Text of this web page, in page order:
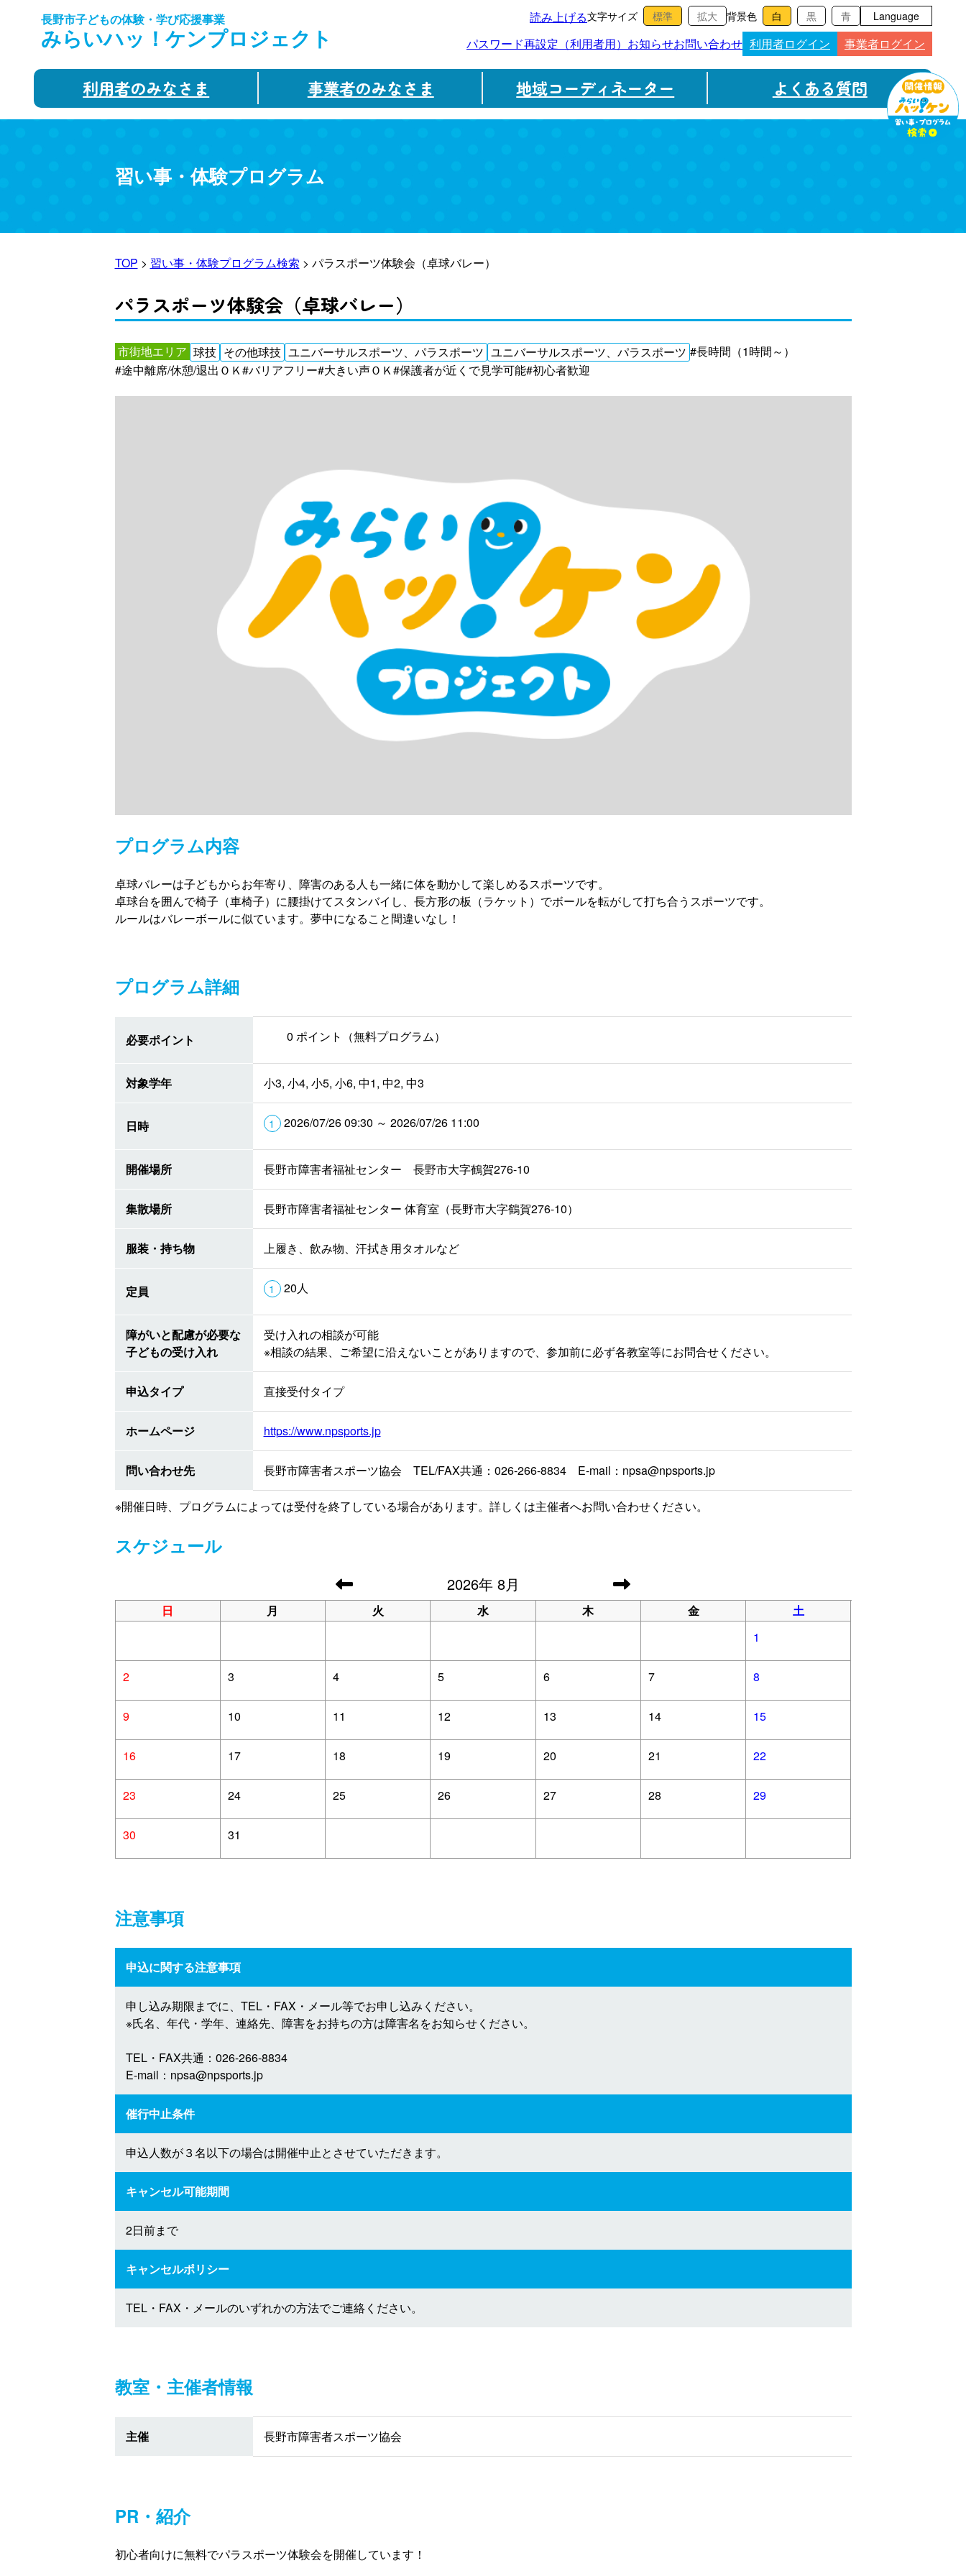
長野市子どもの体験・学び応援事業
みらいハッ！ケンプロジェクト
読み上げる文字サイズ 背景色 Language
パスワード再設定（利用者用） お知らせお問い合わせ 利用者ログイン 事業者ログイン
利用者のみなさま 事業者のみなさま 地域コーディネーター よくある質問
習い事・体験プログラム
TOP > 習い事・体験プログラム検索 > パラスポーツ体験会（卓球バレー）
パラスポーツ体験会（卓球バレー）
市街地エリア 球技 その他球技 ユニバーサルスポーツ、パラスポーツ ユニバーサルスポーツ、パラスポーツ #長時間（1時間～）
#途中離席/休憩/退出ＯＫ#バリアフリー#大きい声ＯＫ#保護者が近くで見学可能#初心者歓迎
プログラム内容
卓球バレーは子どもからお年寄り、障害のある人も一緒に体を動かして楽しめるスポーツです。
卓球台を囲んで椅子（車椅子）に腰掛けてスタンバイし、長方形の板（ラケット）でボールを転がして打ち合うスポーツです。
ルールはバレーボールに似ています。夢中になること間違いなし！
プログラム詳細
必要ポイント 0 ポイント（無料プログラム）
対象学年 小3, 小4, 小5, 小6, 中1, 中2, 中3
日時 2026/07/26 09:30 ～ 2026/07/26 11:00
開催場所 長野市障害者福祉センター 長野市大字鶴賀276-10
集散場所 長野市障害者福祉センター 体育室（長野市大字鶴賀276-10）
服装・持ち物 上履き、飲み物、汗拭き用タオルなど
定員 20人
障がいと配慮が必要な
子どもの受け入れ
受け入れの相談が可能
※相談の結果、ご希望に沿えないことがありますので、参加前に必ず各教室等にお問合せください。
申込タイプ 直接受付タイプ
ホームページ https://www.npsports.jp
問い合わせ先 長野市障害者スポーツ協会 TEL/FAX共通：026-266-8834 E-mail： npsa@npsports.jp
※開催日時、プログラムによっては受付を終了している場合があります。詳しくは主催者へお問い合わせください。
スケジュール
2026年 8月
日 月 火 水 木 金
土
1
2 3 4 5 6 7 8
9 10 11 12 13 14 15
16 17 18 19 20 21 22
23 24 25 26 27 28 29
30 31
注意事項
申込に関する注意事項
申し込み期限までに、TEL・FAX・メール等でお申し込みください。
※氏名、年代・学年、連絡先、障害をお持ちの方は障害名をお知らせください。
TEL・FAX共通：026-266-8834
E-mail： npsa@npsports.jp
催行中止条件
申込人数が３名以下の場合は開催中止とさせていただきます。
キャンセル可能期間
2日前まで
キャンセルポリシー
TEL・FAX・メールのいずれかの方法でご連絡ください。
教室・主催者情報
主催 長野市障害者スポーツ協会
PR・紹介
初心者向けに無料でパラスポーツ体験会を開催しています！